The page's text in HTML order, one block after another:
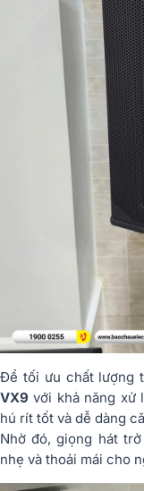
Để tối ưu chất lượng
VX9 với khả năng xử
hú rít tốt và dễ dàng
Nhờ đó, giọng hát
nhẹ và thoải mái cho